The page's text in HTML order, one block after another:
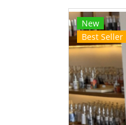
New
Best Seller